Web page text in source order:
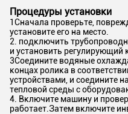
Процедуры установки
1Сначала проверьте,
установите его на место.
2. подключить
и установить регулирующий
3Соедините водяные
концах ролика в
устройствами, и соедините
тепловой среды с
4. Включите машину и
работает.Затем включите